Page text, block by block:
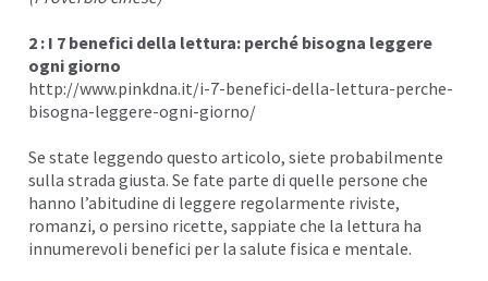
2 : I 7 benefici della lettura: perché bisogna leggere
ogni giorno
http://www.pinkdna.it/i-7-benefici-della-lettura-perche-
bisogna-leggere-ogni-giorno/
Se state leggendo questo articolo, siete probabilmente
sulla strada giusta. Se fate parte di quelle persone che
hanno l’abitudine di leggere regolarmente riviste,
romanzi, o persino ricette, sappiate che la lettura ha
innumerevoli benefici per la salute fisica e mentale.